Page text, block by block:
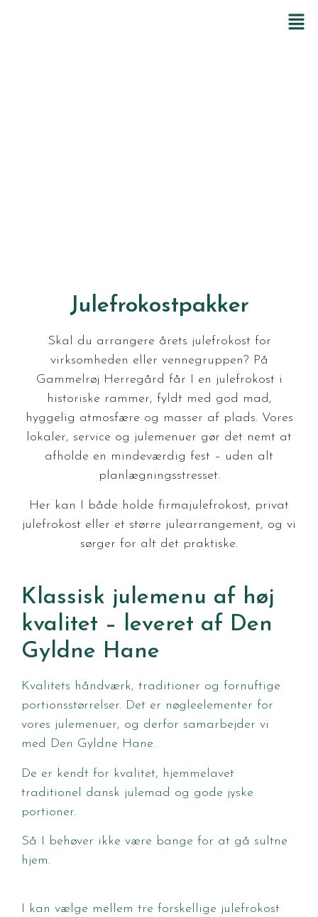
Julefrokostpakker
Skal du arrangere årets julefrokost for
virksomheden eller vennegruppen? På
Gammelrøj Herregård får I en julefrokost i
historiske rammer, fyldt med god mad,
hyggelig atmosfære og masser af plads. Vores
lokaler, service og julemenuer gør det nemt at
afholde en mindeværdig fest – uden alt
planlægningsstresset.
Her kan I både holde firmajulefrokost, privat
julefrokost eller et større julearrangement, og vi
sørger for alt det praktiske.
Klassisk julemenu af høj
kvalitet – leveret af Den
Gyldne Hane
Kvalitets håndværk, traditioner og fornuftige
portionsstørrelser. Det er nøgleelementer for
vores julemenuer, og derfor samarbejder vi
med Den Gyldne Hane.
De er kendt for kvalitet, hjemmelavet
traditionel dansk julemad og gode jyske
portioner.
Så I behøver ikke være bange for at gå sultne
hjem.
I kan vælge mellem tre forskellige julefrokost